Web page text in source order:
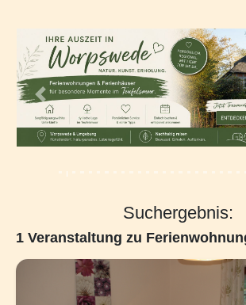
Vorheriges
Suchergebnis:
1 Veranstaltung zu